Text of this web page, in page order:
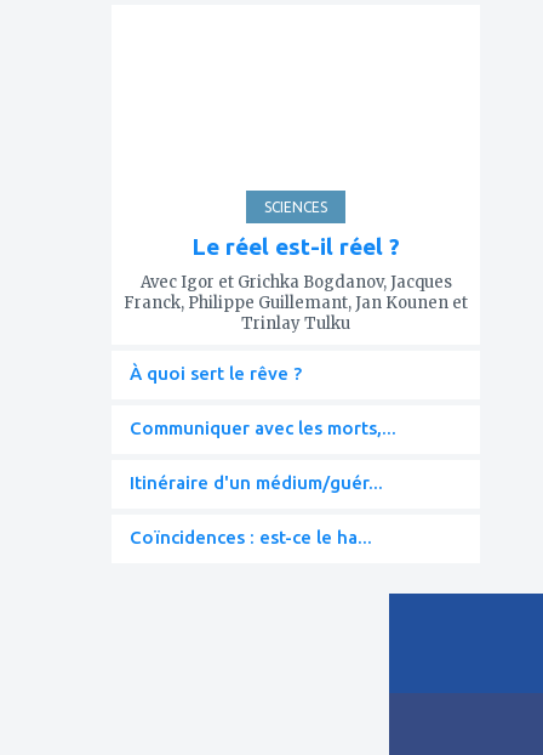
SCIENCES
Le réel est-il réel ?
Avec Igor et Grichka Bogdanov, Jacques
Franck, Philippe Guillemant, Jan Kounen et
Trinlay Tulku
À quoi sert le rêve ?
Communiquer avec les morts,...
Itinéraire d'un médium/guér...
Coïncidences : est-ce le ha...